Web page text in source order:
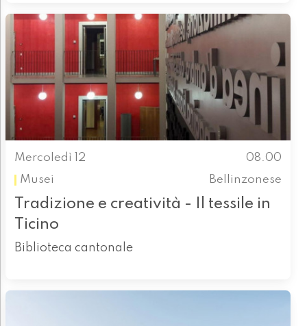
Mercoledì 12
08.00
Musei
Bellinzonese
Tradizione e creatività - Il tessile in
Ticino
Biblioteca cantonale